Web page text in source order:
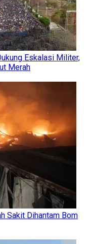
Eskalasi Militer,
Merah
Sakit Dihantam Bom